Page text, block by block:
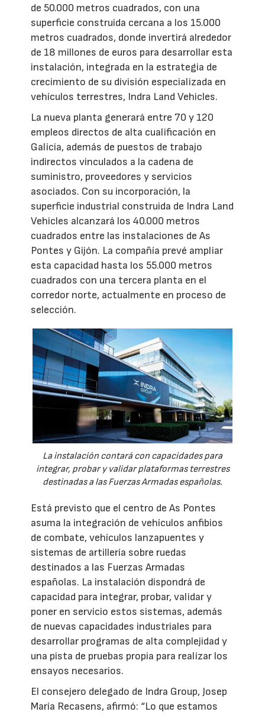
de 50.000 metros cuadrados, con una
superficie construida cercana a los 15.000
metros cuadrados, donde invertirá alrededor
de 18 millones de euros para desarrollar esta
instalación, integrada en la estrategia de
crecimiento de su división especializada en
vehículos terrestres, Indra Land Vehicles.
La nueva planta generará entre 70 y 120
empleos directos de alta cualificación en
Galicia, además de puestos de trabajo
indirectos vinculados a la cadena de
suministro, proveedores y servicios
asociados. Con su incorporación, la
superficie industrial construida de Indra Land
Vehicles alcanzará los 40.000 metros
cuadrados entre las instalaciones de As
Pontes y Gijón. La compañía prevé ampliar
esta capacidad hasta los 55.000 metros
cuadrados con una tercera planta en el
corredor norte, actualmente en proceso de
selección.
La instalación contará con capacidades para
integrar, probar y validar plataformas terrestres
destinadas a las Fuerzas Armadas españolas.
Está previsto que el centro de As Pontes
asuma la integración de vehículos anfibios
de combate, vehículos lanzapuentes y
sistemas de artillería sobre ruedas
destinados a las Fuerzas Armadas
españolas. La instalación dispondrá de
capacidad para integrar, probar, validar y
poner en servicio estos sistemas, además
de nuevas capacidades industriales para
desarrollar programas de alta complejidad y
una pista de pruebas propia para realizar los
ensayos necesarios.
El consejero delegado de Indra Group, Josep
María Recasens, afirmó: “Lo que estamos